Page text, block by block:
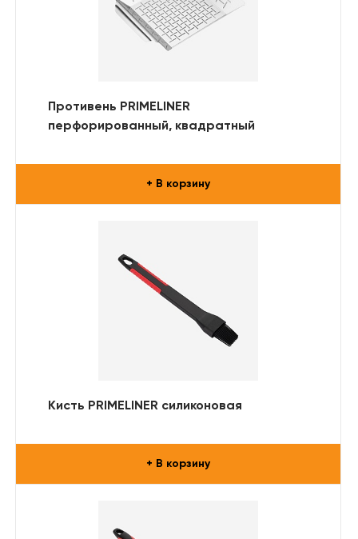
Противень PRIMELINER
перфорированный, квадратный
+ В корзину
Кисть PRIMELINER силиконовая
+ В корзину